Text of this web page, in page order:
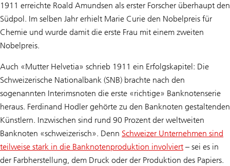
1911 erreichte Roald Amundsen als erster Forscher überhaupt den
Südpol. Im selben Jahr erhielt Marie Curie den Nobelpreis für
Chemie und wurde damit die erste Frau mit einem zweiten
Nobelpreis.
Auch «Mutter Helvetia» schrieb 1911 ein Erfolgskapitel: Die
Schweizerische Nationalbank (SNB) brachte nach den
sogenannten Interimsnoten die erste «richtige» Banknotenserie
heraus. Ferdinand Hodler gehörte zu den Banknoten gestaltenden
Künstlern. Inzwischen sind rund 90 Prozent der weltweiten
Banknoten «schweizerisch». Denn Schweizer Unternehmen sind
teilweise stark in die Banknotenproduktion involviert – sei es in
der Farbherstellung, dem Druck oder der Produktion des Papiers.